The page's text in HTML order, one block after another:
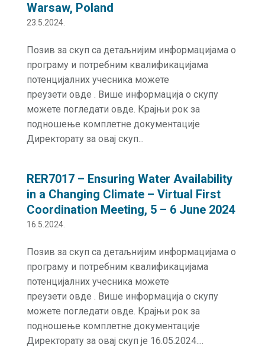
Warsaw, Poland
23.5.2024.
Позив за скуп са детаљнијим информацијама о
програму и потребним квалификацијама
потенцијалних учесника можете
преузети овде . Више информација о скупу
можете погледати овде. Крајњи рок за
подношење комплетне документације
Директорату за овај скуп...
RER7017 – Ensuring Water Availability
in a Changing Climate – Virtual First
Coordination Meeting, 5 – 6 June 2024
16.5.2024.
Позив за скуп са детаљнијим информацијама о
програму и потребним квалификацијама
потенцијалних учесника можете
преузети овде . Више информација о скупу
можете погледати овде. Крајњи рок за
подношење комплетне документације
Директорату за овај скуп је 16.05.2024....